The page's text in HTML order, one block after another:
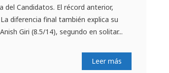
Candidatos. El récord anterior,
diferencia final también explica su
Giri (8.5/14), segundo en solitar...
Leer más